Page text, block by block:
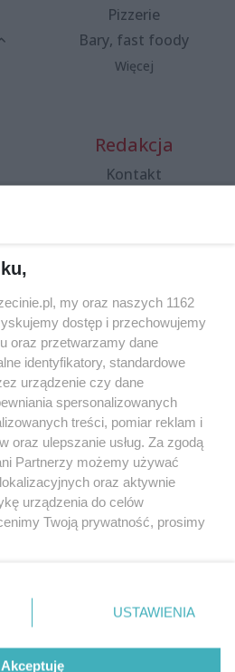
Pizzerie
Bary, fast foody
Więcej
Redakcja
Kontakt
Specjalny koncert z okazji
20. urodzin portalu
wSzczecinie.pl
Regulamin konkursów
śniadaniówka "Hej
Szczecin! Jest piątek!"
wSzczecinie.pl
my oraz naszych 1162
dostęp i przechowujemy
oraz przetwarzamy dane
identyfikatory, standardowe
urządzenie czy dane
spersonalizowanych
treści, pomiar reklam i
oraz ulepszanie usług. Za zgodą
Partnerzy możemy używać
oraz aktywnie
urządzenia do celów
Twoją prywatność, prosimy
w lewym dolnym rogu strony
danych nie wymagają
będą miały
USTAWIENIA
Akceptuję